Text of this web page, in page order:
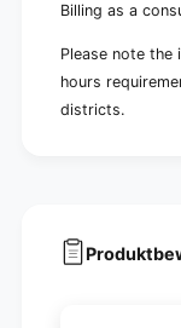
Billing as a
Please note the
hours
districts.